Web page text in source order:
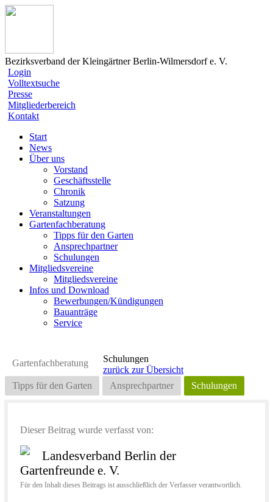
Bezirksverband der Kleingärtner Berlin-Wilmersdorf e. V.
Login
Volltextsuche
Presse
Mitgliederbereich
Kontakt
Start
News
Über uns
Vorstand
Geschäftsstelle
Chronik
Satzung
Veranstaltungen
Gartenfachberatung
Tipps für den Garten
Ansprechpartner
Schulungen
Mitgliedsvereine
Mitgliedsvereine
Infos und Download
Bewerbungen/Kündigungen
Bauanträge
Service
Gartenfachberatung
Tipps für den Garten Ansprechpartner Schulungen
Schulungen
zurück zur Übersicht
Dieser Beitrag wurde verfasst von:
Landesverband Berlin der
Gartenfreunde e. V.
Für den Inhalt dieses Beitrags ist ausschließlich der Verfasser verantwortlich.